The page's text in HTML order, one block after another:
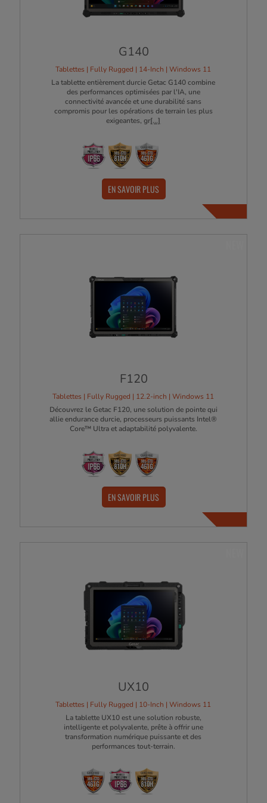
G140
Tablettes | Fully Rugged | 14-Inch | Windows 11
La tablette entièrement durcie Getac G140 combine
des performances optimisées par l'IA, une
connectivité avancée et une durabilité sans
compromis pour les opérations de terrain les plus
exigeantes, gr[...]
EN SAVOIR PLUS
F120
Tablettes | Fully Rugged | 12.2-inch | Windows 11
Découvrez le Getac F120, une solution de pointe qui
allie endurance durcie, processeurs puissants Intel®
Core™ Ultra et adaptabilité polyvalente.
EN SAVOIR PLUS
UX10
Tablettes | Fully Rugged | 10-Inch | Windows 11
La tablette UX10 est une solution robuste,
intelligente et polyvalente, prête à offrir une
transformation numérique puissante et des
performances tout-terrain.